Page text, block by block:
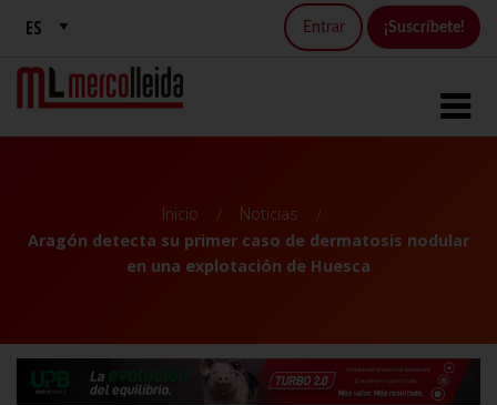
Entrar ¡Suscríbete!
Inicio
Noticias
Aragón detecta su primer caso de dermatosis nodular
en una explotación de Huesca